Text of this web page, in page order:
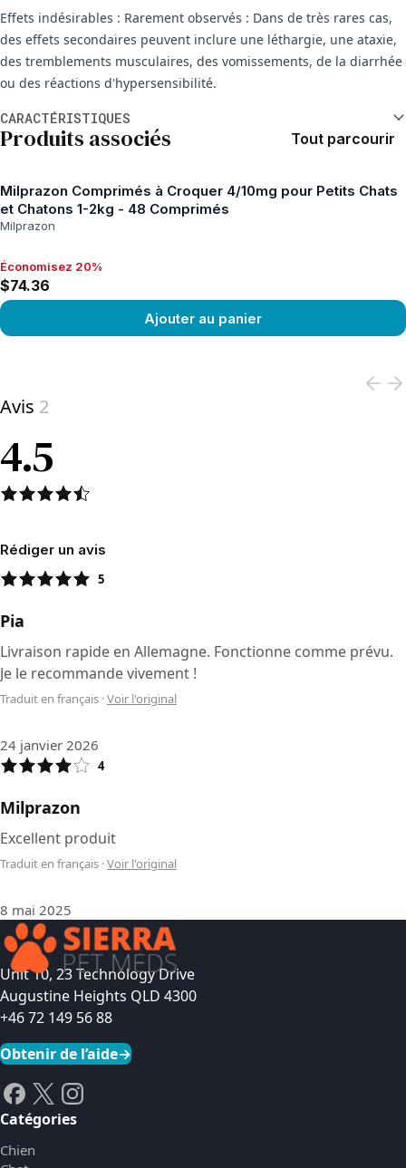
Effets indésirables : Rarement observés : Dans de très rares cas,
des effets secondaires peuvent inclure une léthargie, une ataxie,
des tremblements musculaires, des vomissements, de la diarrhée
ou des réactions d'hypersensibilité.
CARACTÉRISTIQUES
Produits associés Tout parcourir
Milprazon Comprimés à Croquer 4/10mg pour Petits Chats
et Chatons 1-2kg - 48 Comprimés
Milprazon
Économisez 20%, $74.36
Économisez 20%
$74.36
Ajouter au panier
Avis 2
4.5
Rédiger un avis
5
Pia
Livraison rapide en Allemagne. Fonctionne comme prévu.
Je le recommande vivement !
Traduit en français ·Voir l'original
24 janvier 2026
4
Milprazon
Excellent produit
Traduit en français ·Voir l'original
8 mai 2025
Unit 10, 23 Technology Drive
Augustine Heights QLD 4300
+46 72 149 56 88
Obtenir de l’aide→
Catégories
Chien